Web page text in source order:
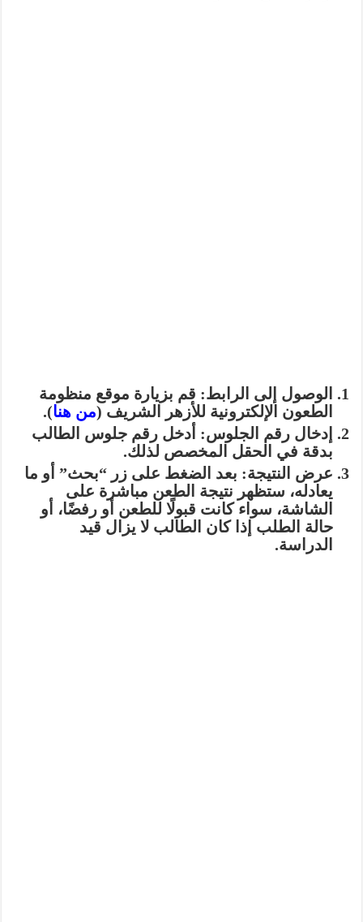
الوصول إلى الرابط: قم بزيارة موقع منظومة
الطعون الإلكترونية للأزهر الشريف (من هنا).
إدخال رقم الجلوس: أدخل رقم جلوس الطالب
بدقة في الحقل المخصص لذلك.
عرض النتيجة: بعد الضغط على زر “بحث” أو ما
يعادله، ستظهر نتيجة الطعن مباشرة على
الشاشة، سواء كانت قبولًا للطعن أو رفضًا، أو
حالة الطلب إذا كان الطالب لا يزال قيد
الدراسة.